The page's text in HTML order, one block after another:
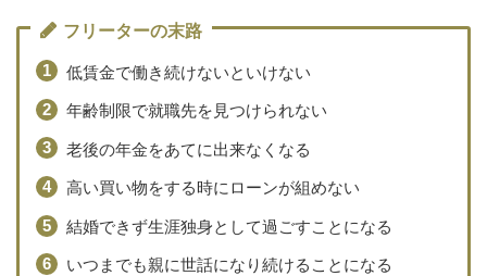
フリーターの末路
低賃金で働き続けないといけない
年齢制限で就職先を見つけられない
老後の年金をあてに出来なくなる
高い買い物をする時にローンが組めない
結婚できず生涯独身として過ごすことになる
いつまでも親に世話になり続けることになる